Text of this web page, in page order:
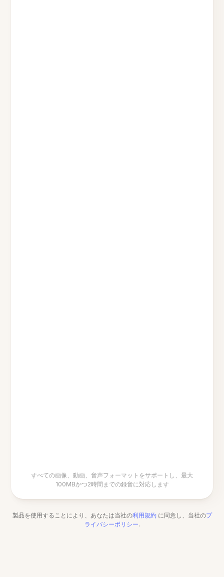
すべての画像、動画、音声フォーマットをサポートし、最大
100MBかつ2時間までの録音に対応します
製品を使用することにより、あなたは当社の利用規約 に同意し、当社のプ
ライバシーポリシー.